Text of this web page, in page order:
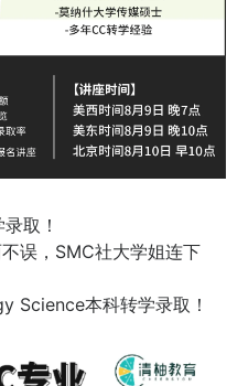
取！
误，SMC社大学姐连下
Science本科转学录取！